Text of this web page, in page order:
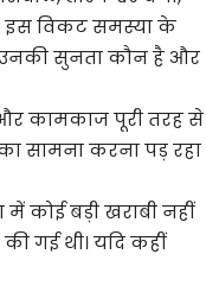
इस विकट समस्या के
उनकी सुनता कौन है और
और कामकाज पूरी तरह से
सामना करना पड़ रहा
कोई बड़ी खराबी नहीं
गई थी। यदि कहीं